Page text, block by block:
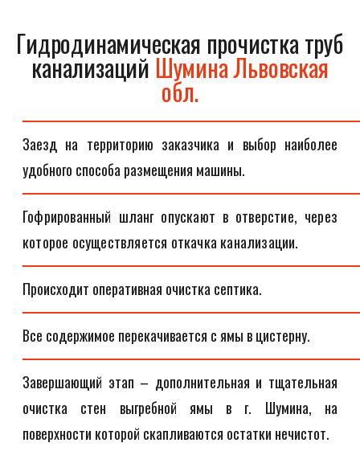
Гидродинамическая прочистка труб
канализаций Шумина Львовская
обл.
Заезд на территорию заказчика и выбор наиболее
удобного способа размещения машины.
Гофрированный шланг опускают в отверстие, через
которое осуществляется откачка канализации.
Происходит оперативная очистка септика.
Все содержимое перекачивается с ямы в цистерну.
Завершающий этап – дополнительная и тщательная
очистка стен выгребной ямы в г. Шумина, на
поверхности которой скапливаются остатки нечистот.